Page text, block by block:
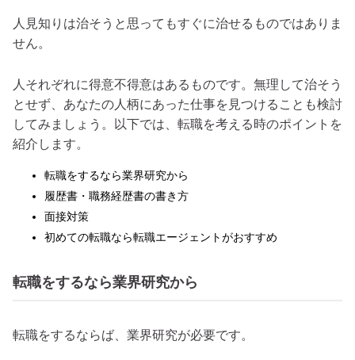
人見知りは治そうと思ってもすぐに治せるものではありま
せん。
人それぞれに得意不得意はあるものです。無理して治そう
とせず、あなたの人柄にあった仕事を見つけることも検討
してみましょう。以下では、転職を考える時のポイントを
紹介します。
転職をするなら業界研究から
履歴書・職務経歴書の書き方
面接対策
初めての転職なら転職エージェントがおすすめ
転職をするなら業界研究から
転職をするならば、業界研究が必要です。